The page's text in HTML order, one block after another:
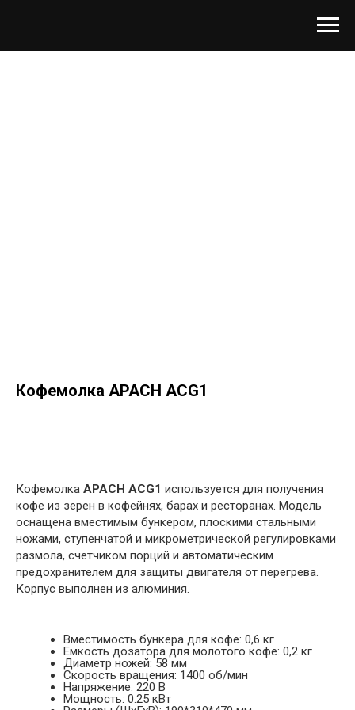
Кофемолка APACH ACG1
Кофемолка APACH ACG1 используется для получения
кофе из зерен в кофейнях, барах и ресторанах. Модель
оснащена вместимым бункером, плоскими стальными
ножами, ступенчатой и микрометрической регулировками
размола, счетчиком порций и автоматическим
предохранителем для защиты двигателя от перегрева.
Корпус выполнен из алюминия.
Вместимость бункера для кофе: 0,6 кг
Емкость дозатора для молотого кофе: 0,2 кг
Диаметр ножей: 58 мм
Скорость вращения: 1400 об/мин
Напряжение: 220 В
Мощность: 0.25 кВт